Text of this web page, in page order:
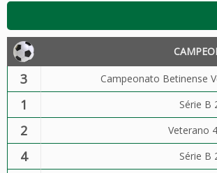
3 Campeonato Betinense
1 Série B
2 Veterano
4 Série B